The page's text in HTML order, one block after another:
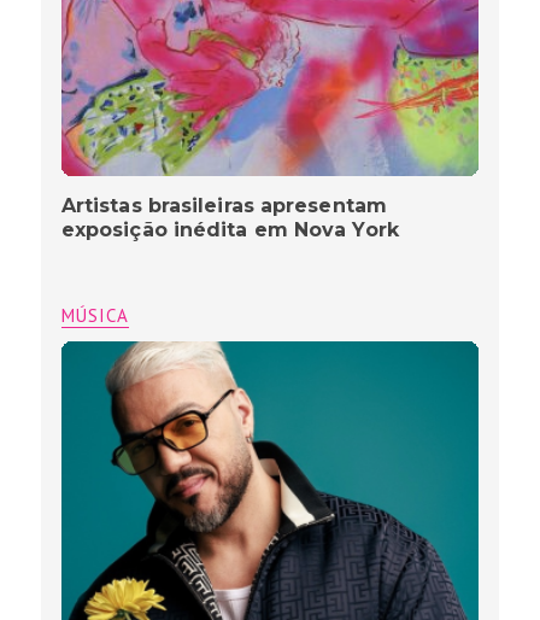
Artistas brasileiras apresentam
exposição inédita em Nova York
MÚSICA